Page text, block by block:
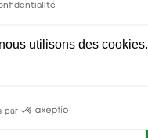
utilisons des cookies.
par